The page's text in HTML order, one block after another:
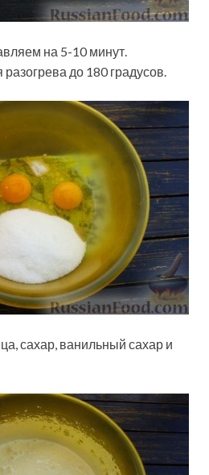
на 5-10 минут.
до 180 градусов.
сахар, ванильный сахар и